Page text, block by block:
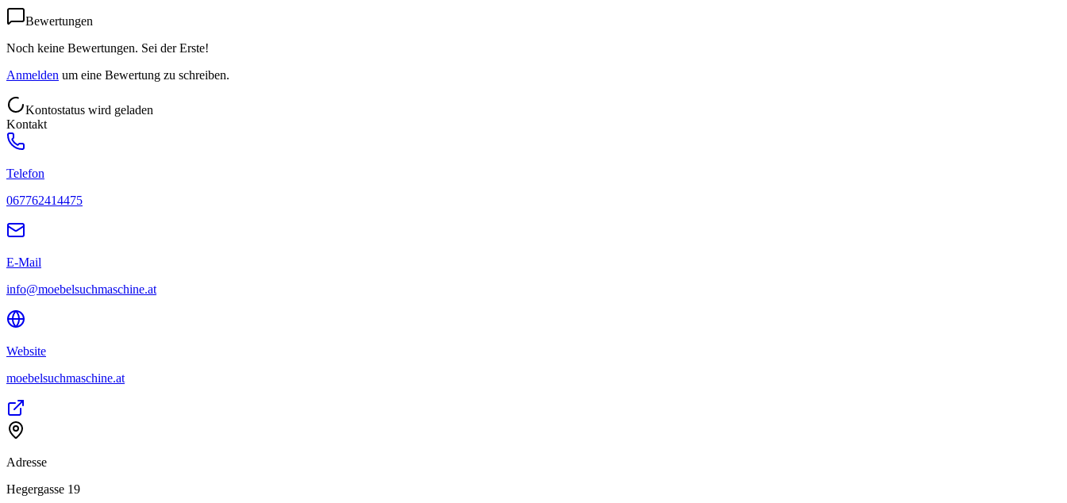
Bewertungen
Noch keine Bewertungen. Sei der Erste!
Anmelden um eine Bewertung zu schreiben.
Kontostatus wird geladen
Kontakt
Telefon
067762414475
E-Mail
info@moebelsuchmaschine.at
Website
moebelsuchmaschine.at
Adresse
Hegergasse 19